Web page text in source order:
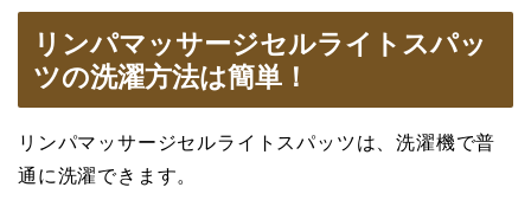
リンパマッサージセルライトスパッ
ツの洗濯方法は簡単！
リンパマッサージセルライトスパッツは、洗濯機で普
通に洗濯できます。